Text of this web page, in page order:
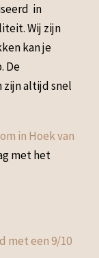
in
Wij zijn
kan je
De
zijn altijd snel
in Hoek van
met het
met een9/10